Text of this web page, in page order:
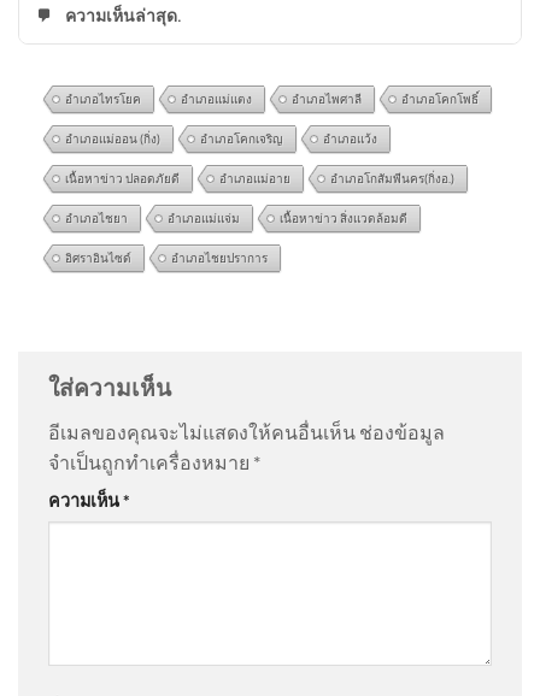
ความเห็นล่าสุด.
อำเภอไทรโยค อำเภอแม่แตง อำเภอไพศาลี อำเภอโคกโพธิ์
อำเภอแม่ออน (กิ่ง) อำเภอโคกเจริญ อำเภอแว้ง
เนื้อหาข่าว ปลอดภัยดี อำเภอแม่อาย อำเภอโกสัมพีนคร(กิ่งอ.)
อำเภอไชยา อำเภอแม่แจ่ม เนื้อหาข่าว สิ่งแวดล้อมดี
อิศราอินไซด์ อำเภอไชยปราการ
@อําพันธ์-ธ6ว on วิถีคนบ้านปางกึ้ด ต.อินทขิล อ.แม่แตง
จ.เชียงใหม่ | ซีรีส์วิถีคน
ตอนนี้กำลังดูทางทีวี…”
ใส่ความเห็น
อีเมลของคุณจะไม่แสดงให้คนอื่นเห็น ช่องข้อมูล
จำเป็นถูกทำเครื่องหมาย *
ความเห็น*